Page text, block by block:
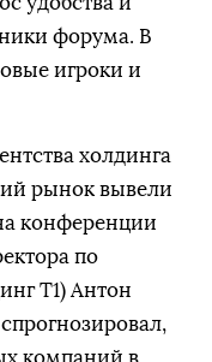
форума. В
игроки и
холдинга
рынок вывели
конференции
по
Т1) Антон